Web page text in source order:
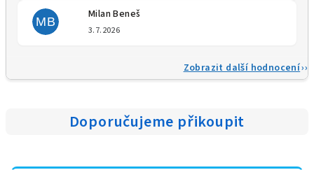
MB
Milan Beneš
3.7.2026
Zobrazit další hodnocení
Doporučujeme přikoupit